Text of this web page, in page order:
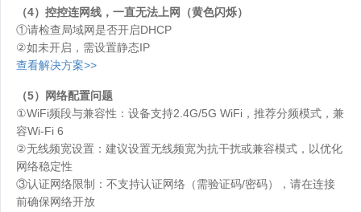
（4）控控连网线，一直无法上网（黄色闪烁）
①请检查局域网是否开启DHCP
②如未开启，需设置静态IP
查看解决方案>>
（5）网络配置问题
①WiFi频段与兼容性：设备支持2.4G/5G WiFi，推荐分频模式，兼
容Wi-Fi 6
②无线频宽设置：建议设置无线频宽为抗干扰或兼容模式，以优化
网络稳定性
③认证网络限制：不支持认证网络（需验证码/密码），请在连接
前确保网络开放